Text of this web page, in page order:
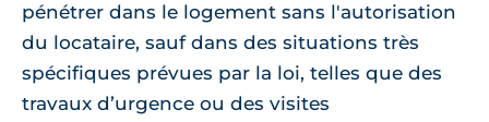
pénétrer dans le logement sans l'autorisation
du locataire, sauf dans des situations très
spécifiques prévues par la loi, telles que des
travaux d’urgence ou des visites